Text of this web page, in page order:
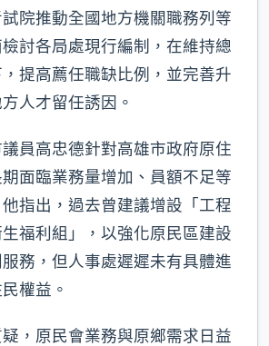
院推動全國地方機關職務列等
討各局處現行編制，在維持總
提高薦任職缺比例，並完善升
人才留任誘因。
員高忠德針對高雄市政府原住
面臨業務量增加、員額不足等
指出，過去曾建議增設「工程
福利組」，以強化原民區建設
務，但人事處遲遲未有具體進
權益。
，原民會業務與原鄉需求日益